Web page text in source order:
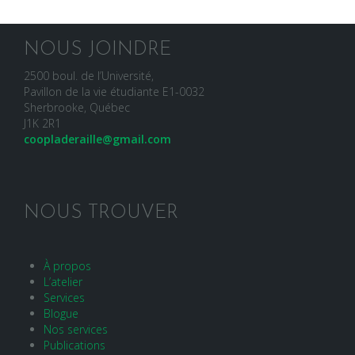
NOUS JOINDRE
2500 boul. de l’Université,
Pavillon de la vie étudiante E1-0032
Sherbrooke, Québec
J1K 2R1
coopladeraille@gmail.com
NOUS TROUVER
À propos
L’atelier
Services
Blogue
Nos services
Publications